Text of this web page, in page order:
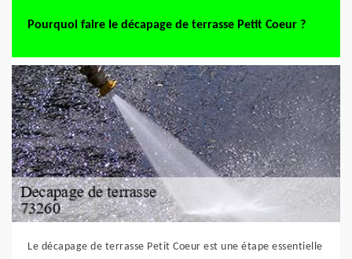
Pourquoi faire le décapage de terrasse Petit Coeur ?
Le décapage de terrasse Petit Coeur est une étape essentielle